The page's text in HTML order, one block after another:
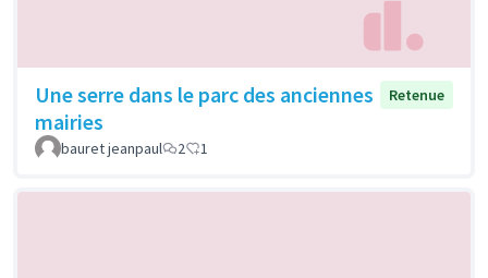
Une serre dans le parc des anciennes
mairies
Retenue
bauret jeanpaul 2 1